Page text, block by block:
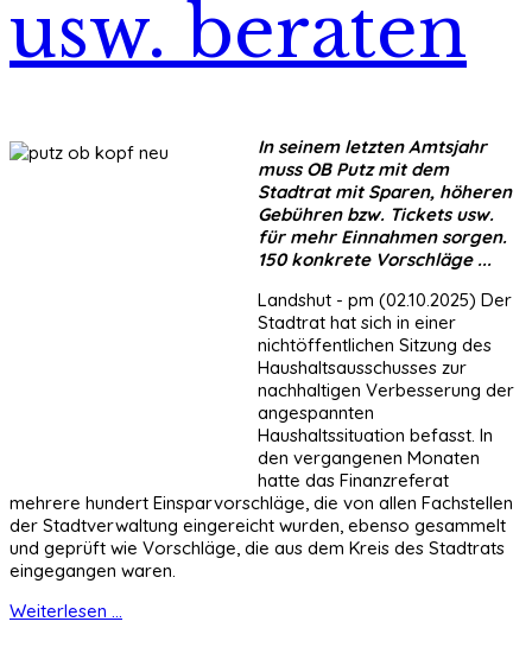
usw. beraten
In seinem letzten Amtsjahr
muss OB Putz mit dem
Stadtrat mit Sparen, höheren
Gebühren bzw. Tickets usw.
für mehr Einnahmen sorgen.
150 konkrete Vorschläge ...
Landshut - pm (02.10.2025) Der
Stadtrat hat sich in einer
nichtöffentlichen Sitzung des
Haushaltsausschusses zur
nachhaltigen Verbesserung der
angespannten
Haushaltssituation befasst. In
den vergangenen Monaten
hatte das Finanzreferat
mehrere hundert Einsparvorschläge, die von allen Fachstellen
der Stadtverwaltung eingereicht wurden, ebenso gesammelt
und geprüft wie Vorschläge, die aus dem Kreis des Stadtrats
eingegangen waren.
Weiterlesen ...